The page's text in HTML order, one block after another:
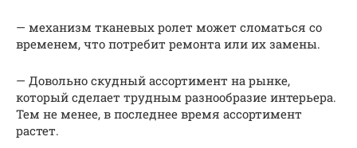
— механизм тканевых ролет может сломаться со
временем, что потребит ремонта или их замены.
— Довольно скудный ассортимент на рынке,
который сделает трудным разнообразие интерьера.
Тем не менее, в последнее время ассортимент
растет.